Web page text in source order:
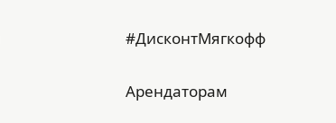
#ДисконтМягкофф
Арендаторам